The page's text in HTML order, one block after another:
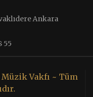
Ankara
55
Vakfı ~ Tüm